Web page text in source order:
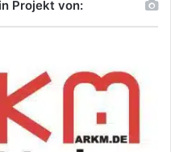
Projekt von: